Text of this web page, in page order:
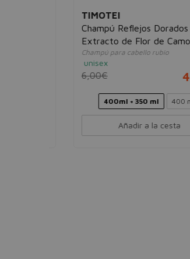
TIMOTEI
Champú Reflejos Dorados
Extracto de Flor de
Champú para cabello rubio
unisex
6,00€
400ml + 350 ml 400 ml
Añadir a la cesta